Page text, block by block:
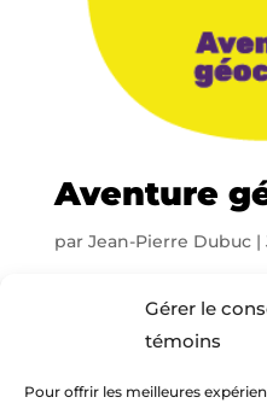
Gérer le
témoins
Pour offrir les meilleures
Aventure
par Jean-Pierre Dubuc|
papa pour qu’il